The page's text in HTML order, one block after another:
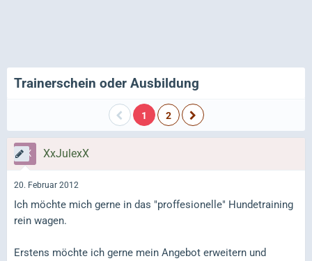
Trainerschein oder Ausbildung
1 2
XxJulexX
20. Februar 2012
Ich möchte mich gerne in das "proffesionelle" Hundetraining
rein wagen.
Erstens möchte ich gerne mein Angebot erweitern und